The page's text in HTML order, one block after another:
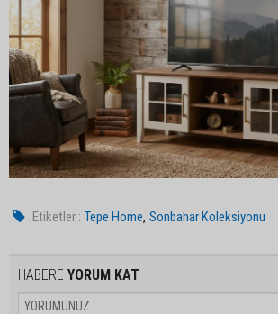
Etiketler : Tepe Home,Sonbahar Koleksiyonu
HABERE YORUM KAT